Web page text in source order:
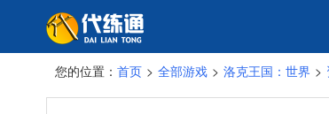
您的位置： 首页 > 全部游戏 > 洛克王国：世界 >